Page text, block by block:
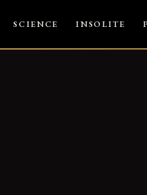
SCIENCE INSOLITE